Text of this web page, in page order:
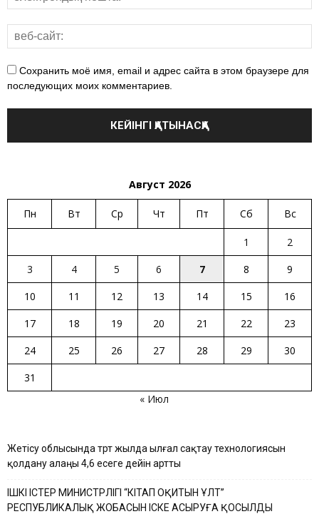
Сохранить моё имя, email и адрес сайта в этом браузере для
последующих моих комментариев.
Август 2026
Пн Вт Ср Чт Пт Сб Вс
1
2
3
4 5 6 7 8
9
10
11 12 13 14 15
16
17
18 19 20 21 22
23
24
25 26 27 28 29
30
31
« Июл
Жетісу облысында төрт жылда ылғал сақтау технологиясын
қолдану алаңы 4,6 есеге дейін артты
ІШКІ ІСТЕР МИНИСТРЛІГІ “КІТАП ОҚИТЫН ҰЛТ”
РЕСПУБЛИКАЛЫҚ ЖОБАСЫН ІСКЕ АСЫРУҒА ҚОСЫЛДЫ